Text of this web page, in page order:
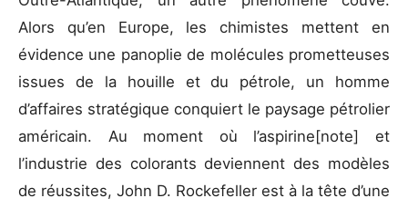
Alors qu’en Europe, les chimistes mettent en
évidence une panoplie de molécules prometteuses
issues de la houille et du pétrole, un homme
d’affaires stratégique conquiert le paysage pétrolier
américain. Au moment où l’aspirine[note] et
l’industrie des colorants deviennent des modèles
de réussites, John D. Rockefeller est à la tête d’une